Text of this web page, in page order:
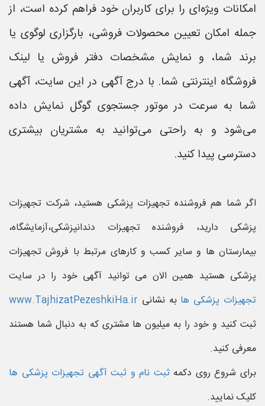
امکانات ویژه‌ای را برای کاربران خود فراهم کرده است، از
جمله امکان تعیین محصولات فروشی، بارگزاری لوگوی یا
برند شما، و نمایش مشخصات دفتر فروش یا لینک
فروشگاه اینترنتی شما. با درج آگهی در این سایت، آگهی
شما به سرعت در موتور جستجوی گوگل نمایش داده
می‌شود و به راحتی می‌توانید به مشتریان بیشتری
دسترسی پیدا کنید.
اگر شما هم فروشنده تجهیزات پزشکی هستید، شرکت تجهیزات
پزشکی دارید، فروشنده تجهیزات دندانپزشکی،آزمایشگاه،
بیمارستان ها و سایر کسب و کارهای مرتبط با فروش تجهیزات
پزشکی هستید همین الان می توانید آگهی خود را در سایت
تجهیزات پزشکی ها به نشانی www.TajhizatPezeshkiHa.ir
ثبت کنید و خود را به میلیون ها مشتری که به دنبال شما هستند
معرفی کنید.
برای شروع روی دکمهثبت نام و ثبت آگهی تجهیزات پزشکی ها
کلیک نمایید.